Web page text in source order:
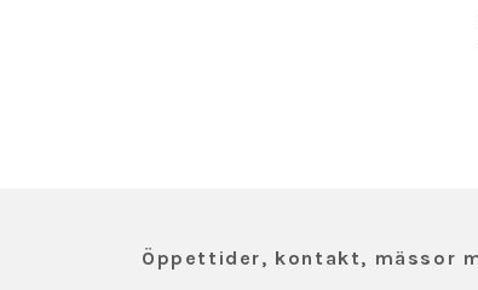
Öppettider, kontakt, mässor